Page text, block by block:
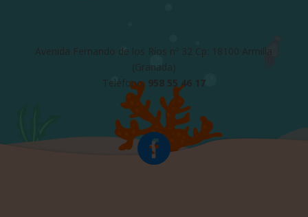
Avenida Fernando de los Ríos nº 32 Cp: 18100 Armilla
(Granada)
Teléfono: 958 55 46 17
